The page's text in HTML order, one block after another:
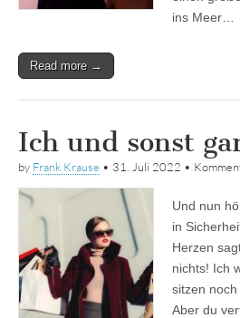
ins Meer…
Read more →
Ich und sonst
by Frank Krause • 31. Juli 2022 •
Und nun
in
Herzen
nichts! Ich
sitzen
Aber du